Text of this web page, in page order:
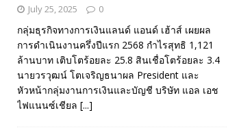
July 25, 2025 0
กลุ่มธุรกิจทางการเงินแลนด์ แอนด์ เฮ้าส์ เผยผล
การดำเนินงานครึ่งปีแรก 2568 กำไรสุทธิ 1,121
ล้านบาท เติบโตร้อยละ 25.8 สินเชื่อโตร้อยละ 3.4
นายวรวุฒน์ โตเจริญธนาผล President และ
หัวหน้ากลุ่มงานการเงินและบัญชี บริษัท แอล เอช
ไฟแนนซ์เชียล [...]